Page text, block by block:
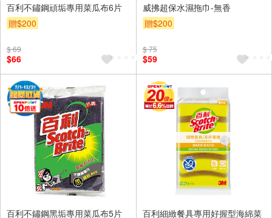
百利不鏽鋼頑垢專用菜瓜布6片
贈$200
$ 69
$66
威拂超保水濕拖巾-無香
贈$200
$ 75
$59
百利不鏽鋼黑垢專用菜瓜布5片
百利細緻餐具專用好握型海綿菜